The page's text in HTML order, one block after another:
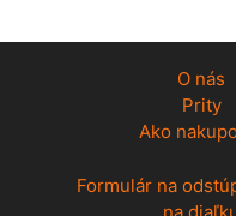
O nás
Prity
Ako
Formulár na